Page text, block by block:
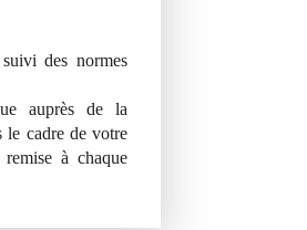
des normes
auprès de la
le cadre de votre
à chaque